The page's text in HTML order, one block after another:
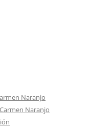
Naranjo
Naranjo